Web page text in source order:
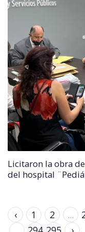
Licitaron la obra
del hospital
‹ 1 2 ...